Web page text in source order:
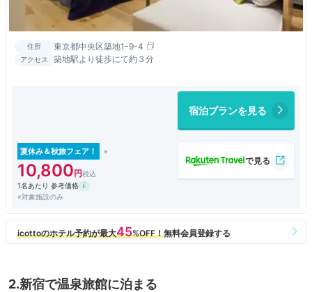
住所 東京都中央区築地1-9-4
アクセス 築地駅より徒歩にて約３分
宿泊プランを見る
夏休み＆秋旅フェア！
10,800
1名あたり 参考価格
※対象施設のみ
2.新宿で温泉旅館に泊まる